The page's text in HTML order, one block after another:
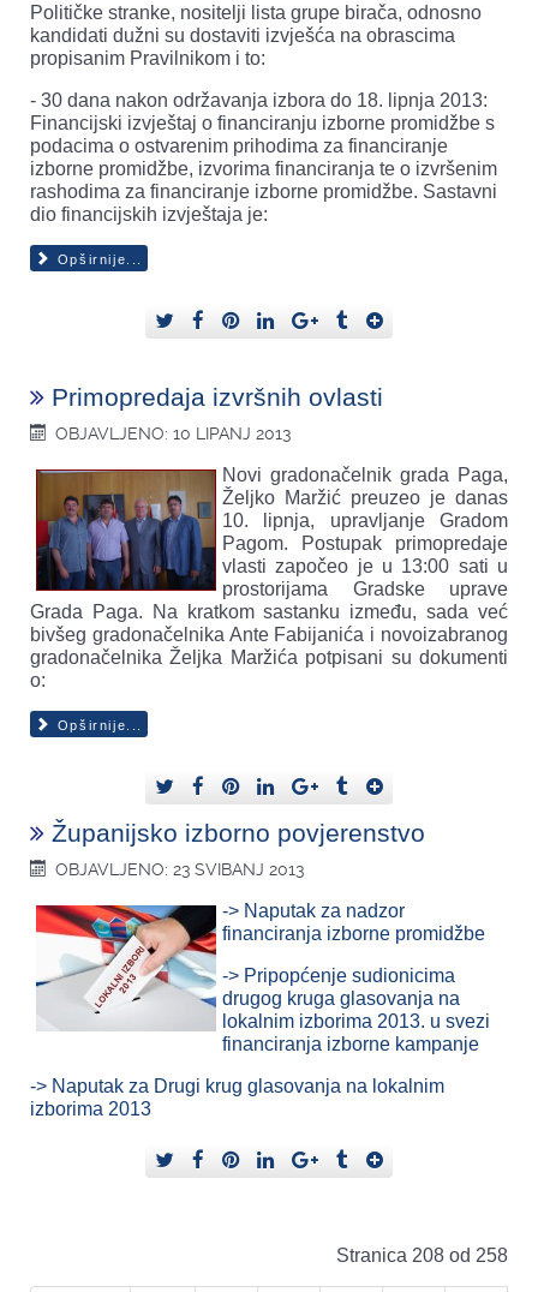
Političke stranke, nositelji lista grupe birača, odnosno
kandidati dužni su dostaviti izvješća na obrascima
propisanim Pravilnikom i to:
- 30 dana nakon održavanja izbora do 18. lipnja 2013:
Financijski izvještaj o financiranju izborne promidžbe s
podacima o ostvarenim prihodima za financiranje
izborne promidžbe, izvorima financiranja te o izvršenim
rashodima za financiranje izborne promidžbe. Sastavni
dio financijskih izvještaja je:
Opširnije...
Primopredaja izvršnih ovlasti
OBJAVLJENO: 10 LIPANJ 2013
Novi gradonačelnik grada Paga,
Željko Maržić preuzeo je danas
10. lipnja, upravljanje Gradom
Pagom. Postupak primopredaje
vlasti započeo je u 13:00 sati u
prostorijama Gradske uprave
Grada Paga. Na kratkom sastanku između, sada već
bivšeg gradonačelnika Ante Fabijanića i novoizabranog
gradonačelnika Željka Maržića potpisani su dokumenti
o:
Opširnije...
Županijsko izborno povjerenstvo
OBJAVLJENO: 23 SVIBANJ 2013
-> Naputak za nadzor
financiranja izborne promidžbe
-> Pripopćenje sudionicima
drugog kruga glasovanja na
lokalnim izborima 2013. u svezi
financiranja izborne kampanje
-> Naputak za Drugi krug glasovanja na lokalnim
izborima 2013
Stranica 208 od 258